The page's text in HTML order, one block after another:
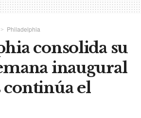
Philadelphia
consolida su
inaugural
el